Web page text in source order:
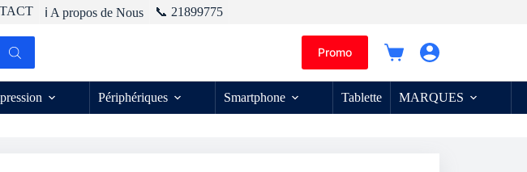
ℹ️ A propos de Nous 📞 21899775
Promo
Panier
Périphériques Smartphone Tablette MARQUES